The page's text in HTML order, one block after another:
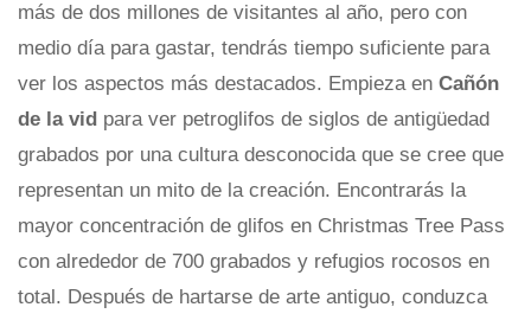
más de dos millones de visitantes al año, pero con
medio día para gastar, tendrás tiempo suficiente para
ver los aspectos más destacados. Empieza en Cañón
de la vid para ver petroglifos de siglos de antigüedad
grabados por una cultura desconocida que se cree que
representan un mito de la creación. Encontrarás la
mayor concentración de glifos en Christmas Tree Pass
con alrededor de 700 grabados y refugios rocosos en
total. Después de hartarse de arte antiguo, conduzca